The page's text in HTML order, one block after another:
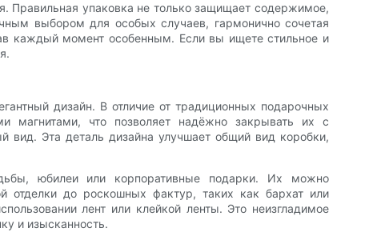
Правильная упаковка не только защищает содержимое,
выбором для особых случаев, гармонично сочетая
каждый момент особенным. Если вы ищете стильное и
дизайн. В отличие от традиционных подарочных
магнитами, что позволяет надёжно закрывать их с
вид. Эта деталь дизайна улучшает общий вид коробки,
юбилеи или корпоративные подарки. Их можно
отделки до роскошных фактур, таких как бархат или
лент или клейкой ленты. Это неизгладимое
и изысканность.